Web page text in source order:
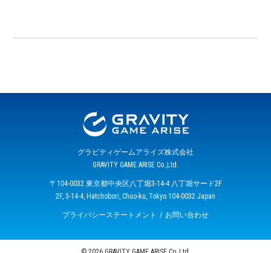
グラビティゲームアライズ株式会社
GRAVITY GAME ARISE Co.,Ltd.
〒104-0032 東京都中央区八丁堀3-14-4 八丁堀サード2F
2F, 3-14-4, Hatchobori, Chuo-ku, Tokyo 104-0032 Japan
プライバシーステートメント お問い合わせ